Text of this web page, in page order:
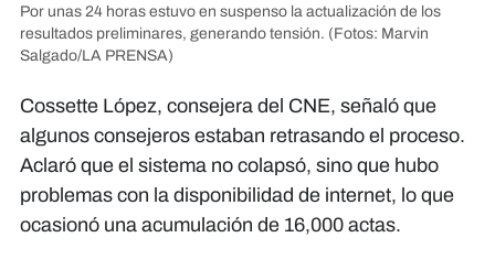
Por unas 24 horas estuvo en suspenso la actualización de los
resultados preliminares, generando tensión. (Fotos: Marvin
Salgado/LA PRENSA)
Cossette López, consejera del CNE, señaló que
algunos consejeros estaban retrasando el proceso.
Aclaró que el sistema no colapsó, sino que hubo
problemas con la disponibilidad de internet, lo que
ocasionó una acumulación de 16,000 actas.